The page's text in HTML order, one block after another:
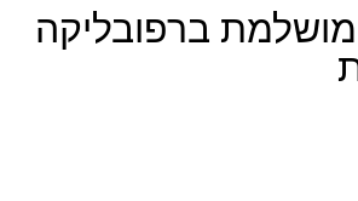
ברפובליקה